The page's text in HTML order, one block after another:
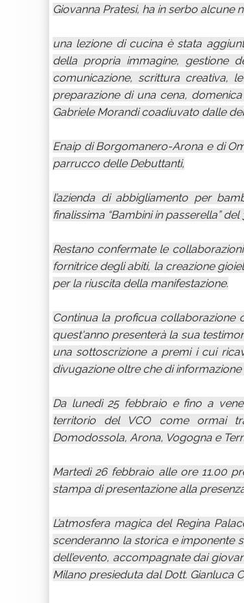
Giovanna Pratesi, ha in serbo alcune
una lezione di cucina è stata
della propria immagine, gestione
comunicazione, scrittura creativa,
preparazione di una cena,
Gabriele Morandi coadiuvato dalle
Enaip di Borgomanero-Arona e di
parrucco delle Debuttanti,
l’azienda di abbigliamento per
finalissima “Bambini in passerella”
Restano confermate le
fornitrice degli abiti, la creazione
per la riuscita della manifestazione.
Continua la proficua collaborazione
quest'anno presenterà la sua
una sottoscrizione a premi i cui
divugazione oltre che di
Da lunedì 25 febbraio e fino a
territorio del VCO come ormai
Domodossola, Arona, Vogogna e
Martedì 26 febbraio alle ore 11.00
stampa di presentazione alla
L’atmosfera magica del Regina
scenderanno la storica e imponente
dell’evento, accompagnate dai
Milano presieduta dal Dott. Gianluca